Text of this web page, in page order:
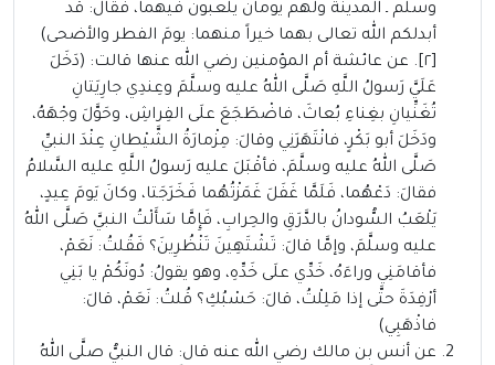
وسلم ـ المدينة ولهم يومان يلعبون فيهما، فقال: قد
أبدلكم الله تعالى بهما خيراً منهما: يومَ الفطر والأضحى)
[٢]. عن عائشة أم المؤمنين رضي الله عنها قالت: (دَخَلَ
عَلَيَّ رَسولُ اللَّهِ صَلَّى اللهُ عليه وسلَّمَ وعِندِي جارِيَتانِ
تُغَنِّيانِ بغِناءِ بُعاثَ، فاضْطَجَعَ علَى الفِراشِ، وحَوَّلَ وجْهَهُ،
ودَخَلَ أبو بَكْرٍ، فانْتَهَرَنِي وقالَ: مِزْمارَةُ الشَّيْطانِ عِنْدَ النبيِّ
صَلَّى اللهُ عليه وسلَّمَ، فأقْبَلَ عليه رَسولُ اللَّهِ عليه السَّلامُ
فقالَ: دَعْهُما، فَلَمَّا غَفَلَ غَمَزْتُهُما فَخَرَجَتا، وكانَ يَومَ عِيدٍ،
يَلْعَبُ السُّودانُ بالدَّرَقِ والحِرابِ، فَإِمَّا سَأَلْتُ النبيَّ صَلَّى اللهُ
عليه وسلَّمَ، وإمَّا قالَ: تَشْتَهِينَ تَنْظُرِينَ؟ فَقُلتُ: نَعَمْ،
فأقامَنِي وراءَهُ، خَدِّي علَى خَدِّهِ، وهو يقولُ: دُونَكُمْ يا بَنِي
أرْفِدَةَ حتَّى إذا مَلِلْتُ، قالَ: حَسْبُكِ؟ قُلتُ: نَعَمْ، قالَ:
فاذْهَبِي)
عن أنس بن مالك رضي الله عنه قال: قال النبيُّ صلَّى اللهُ